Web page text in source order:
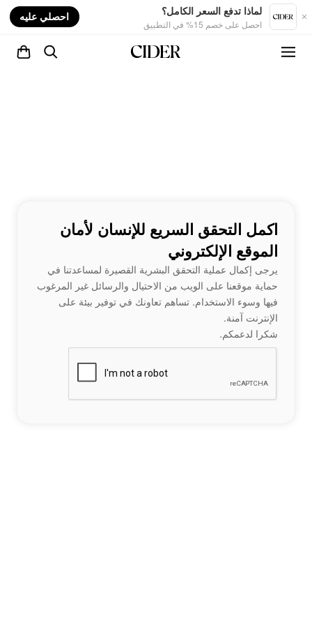
لماذا تدفع السعر الكامل؟
احصل على خصم 15% في التطبيق
احصلي عليه
اكمل التحقق السريع للإنسان لأمان
الموقع الإلكتروني
يرجى إكمال عملية التحقق البشرية القصيرة لمساعدتنا في
حماية موقعنا على الويب من الاحتيال والرسائل غير المرغوب
فيها وسوء الاستخدام. تساهم تعاونك في توفير بيئة على
الإنترنت آمنة.
شكرا لدعمكم.